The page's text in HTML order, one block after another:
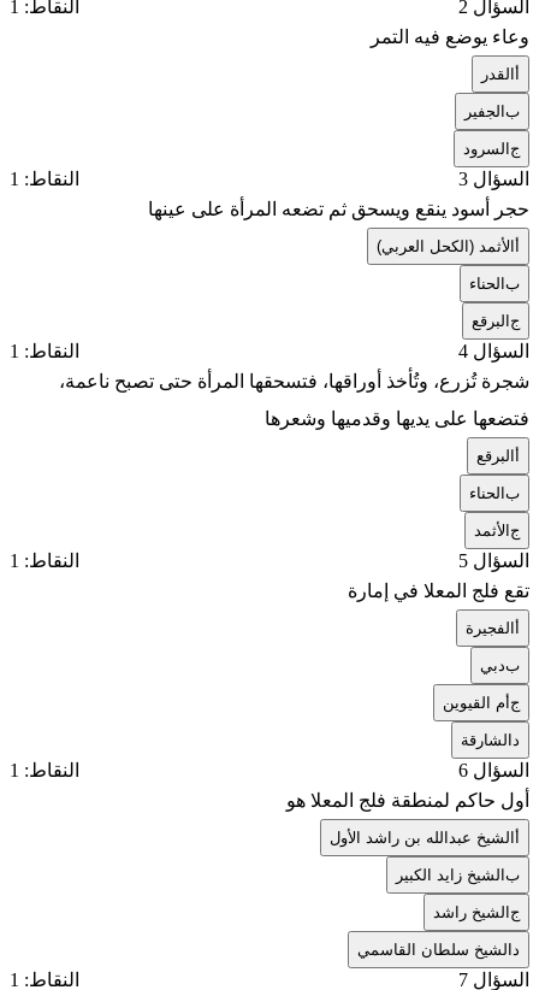
السؤال 2
النقاط: 1
وعاء يوضع فيه التمر
القدر
بالجفير
جالسرود
السؤال 3
النقاط: 1
حجر أسود ينقع ويسحق ثم تضعه المرأة على عينها
الأثمد (الكحل العربي)
بالحناء
جالبرقع
السؤال 4
النقاط: 1
شجرة تُزرع، وتُأخذ أوراقها، فتسحقها المرأة حتى تصبح ناعمة،
فتضعها على يديها وقدميها وشعرها
البرقع
بالحناء
جالأثمد
السؤال 5
النقاط: 1
تقع فلج المعلا في إمارة
الفجيرة
بدبي
جأم القيوين
الشارقة
السؤال 6
النقاط: 1
أول حاكم لمنطقة فلج المعلا هو
الشيخ عبدالله بن راشد الأول
بالشيخ زايد الكبير
جالشيخ راشد
الشيخ سلطان القاسمي
السؤال 7
النقاط: 1